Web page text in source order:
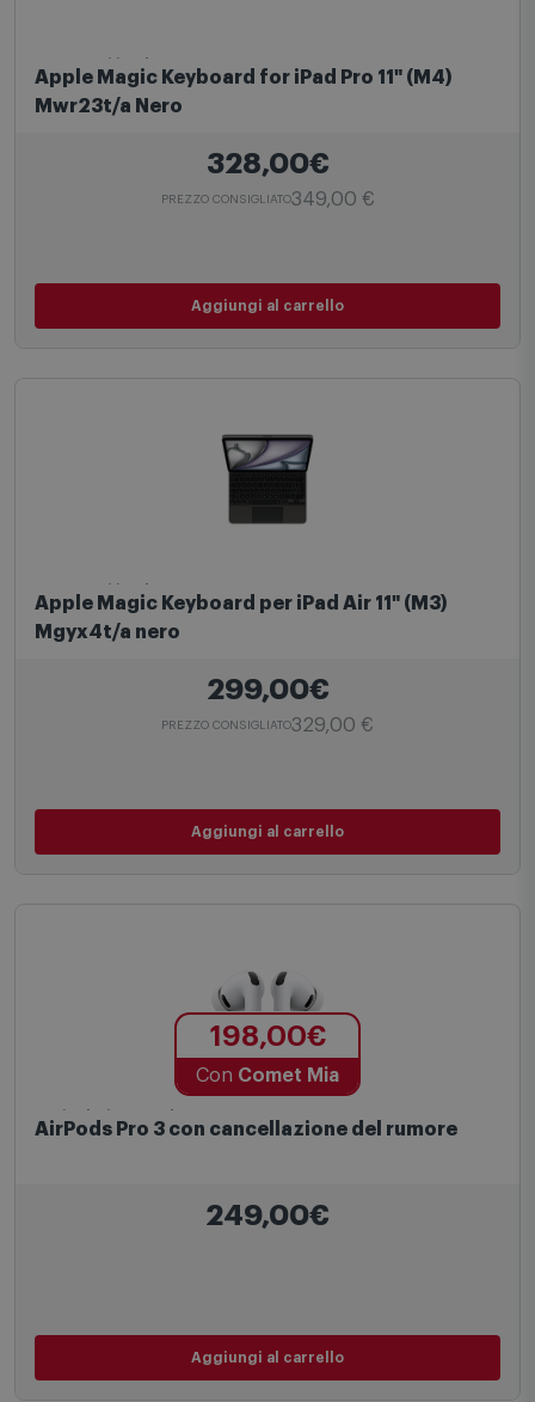
Apple Magic Keyboard for iPad Pro 11" (M4)
Mwr23t/a Nero
328,00€
PREZZO CONSIGLIATO349,00 €
Aggiungi al carrello
Apple Magic Keyboard per iPad Air 11" (M3)
Mgyx4t/a nero
299,00€
PREZZO CONSIGLIATO329,00 €
Aggiungi al carrello
198,00€
Con Comet Mia
AirPods Pro 3 con cancellazione del rumore
249,00€
Aggiungi al carrello